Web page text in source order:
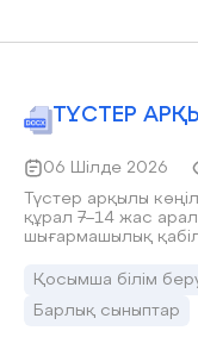
ТҮСТЕР
06 Шілде 2026
Түстер арқылы
құрал 7–14 жас
шығармашылық
дамытуға
КММ жанындағы
Қосымша білім
Барлық сыныптар